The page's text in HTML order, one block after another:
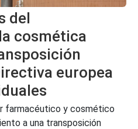
del
cosmética
europea
farmacéutico y cosmético
a una transposición